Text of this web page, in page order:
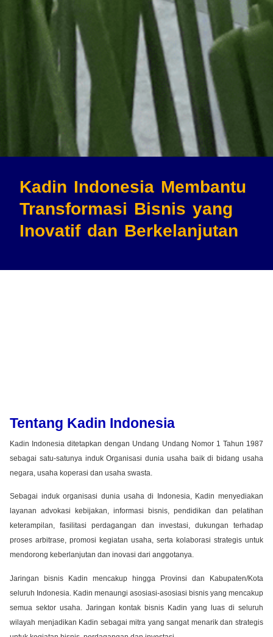
Kadin Indonesia Membantu
Transformasi Bisnis yang
Inovatif dan Berkelanjutan
Tentang Kadin Indonesia
Kadin Indonesia ditetapkan dengan Undang Undang Nomor 1 Tahun 1987
sebagai satu-satunya induk Organisasi dunia usaha baik di bidang usaha
negara, usaha koperasi dan usaha swasta.
Sebagai induk organisasi dunia usaha di Indonesia, Kadin menyediakan
layanan advokasi kebijakan, informasi bisnis, pendidikan dan pelatihan
keterampilan, fasilitasi perdagangan dan investasi, dukungan terhadap
proses arbitrase, promosi kegiatan usaha, serta kolaborasi strategis untuk
mendorong keberlanjutan dan inovasi dari anggotanya.
Jaringan bisnis Kadin mencakup hingga Provinsi dan Kabupaten/Kota
seluruh Indonesia. Kadin menaungi asosiasi-asosiasi bisnis yang mencakup
semua sektor usaha. Jaringan kontak bisnis Kadin yang luas di seluruh
wilayah menjadikan Kadin sebagai mitra yang sangat menarik dan strategis